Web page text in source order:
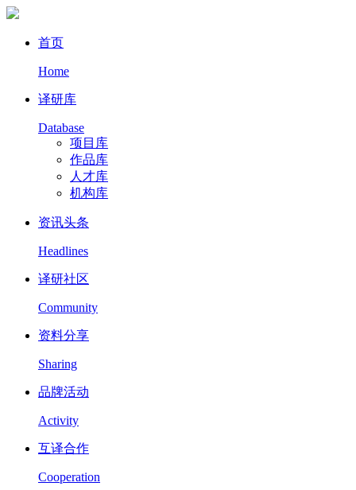
首页
Home
译研库
Database
项目库
作品库
人才库
机构库
资讯头条
Headlines
译研社区
Community
资料分享
Sharing
品牌活动
Activity
互译合作
Cooperation